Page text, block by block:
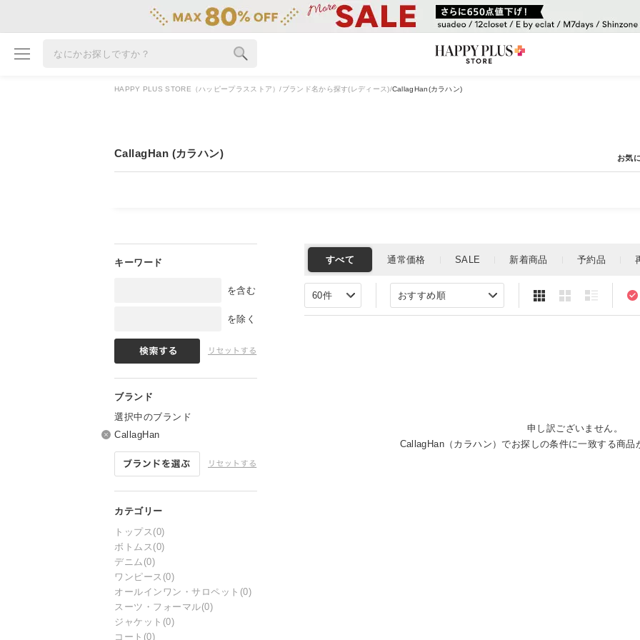
雑誌掲載アイテム
HAPPY PLUS STORE（ハッピープラスストア） ブランド名から探す(レディース) CallagHan(カラハン)
CallagHan (カラハン)
を含む
を除く
選択中のブランド
CallagHan
トップス (0)
ボトムス (0)
デニム (0)
ワンピース (0)
オールインワン・サロペット (0)
スーツ・フォーマル(0)
ジャケット (0)
コート (0)
申し訳ございません。
CallagHan（カラハン）でお探しの条件に一致する商品